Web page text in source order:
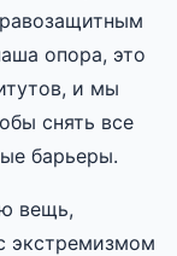
опора, это
и мы
снять все
барьеры.
вещь,
экстремизмом